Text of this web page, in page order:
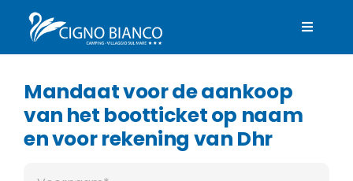
Toggle
Mandaat voor de aankoop
van het bootticket op naam
en voor rekening van Dhr